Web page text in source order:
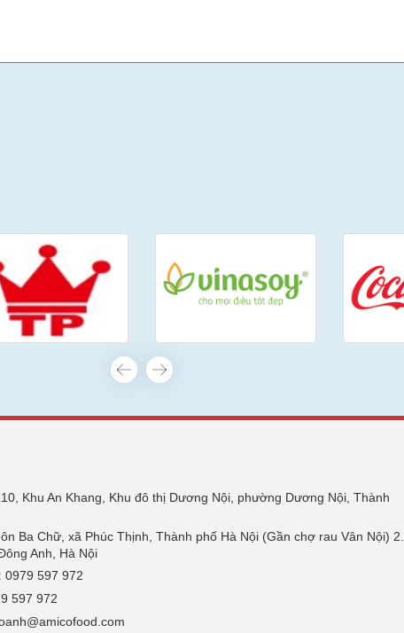
Khu An Khang, Khu đô thị Dương Nội, phường Dương Nội, Thành
Ba Chữ, xã Phúc Thịnh, Thành phố Hà Nội (Gần chợ rau Vân Nội) 2.
Anh, Hà Nội
0979 597 972
597 972